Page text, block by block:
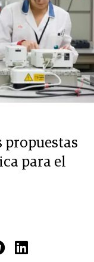
propuestas
para el